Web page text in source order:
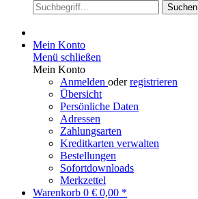
Suchen
Mein Konto
Menü schließen
Mein Konto
Anmelden oderregistrieren
Übersicht
Persönliche Daten
Adressen
Zahlungsarten
Kreditkarten verwalten
Bestellungen
Sofortdownloads
Merkzettel
Warenkorb 0 € 0,00 *